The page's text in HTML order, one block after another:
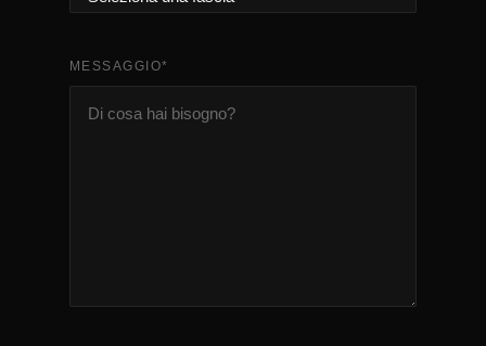
MESSAGGIO*